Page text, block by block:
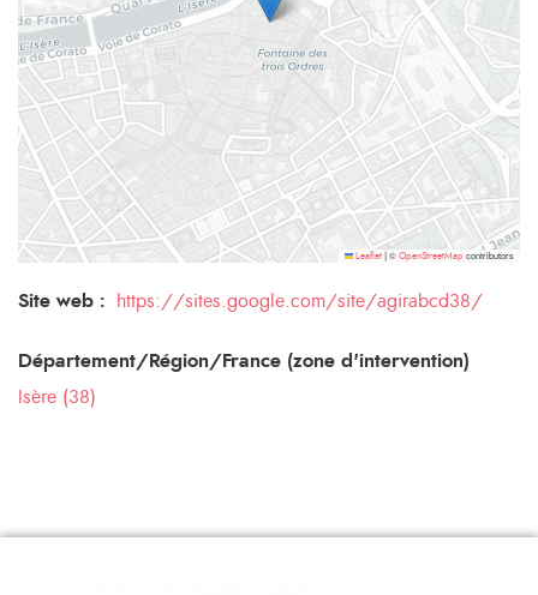
Leaflet © OpenStreetMap contributors
Site web : https://sites.google.com/site/agirabcd38/
Département/Région/France (zone d'intervention)
Isère (38)